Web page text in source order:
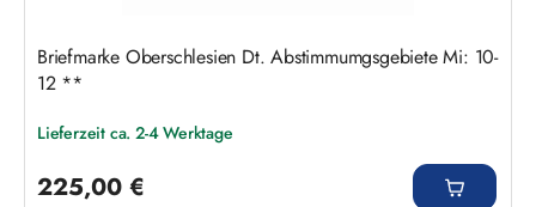
Briefmarke Oberschlesien Dt. Abstimmumgsgebiete Mi: 10-
12 **
Lieferzeit ca. 2-4 Werktage
225,00 €